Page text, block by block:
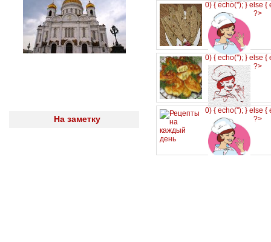
На заметку
0) { echo(''); } else {
?>
0) { echo(''); } else {
?>
0) { echo(''); } else {
?>